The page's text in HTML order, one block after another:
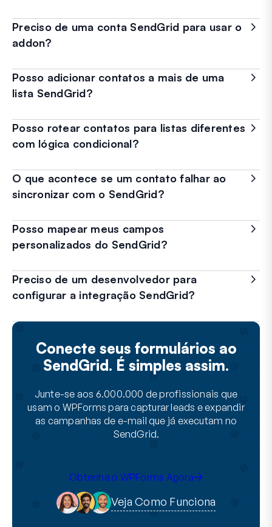
Preciso de uma conta SendGrid para usar o
addon?
Posso adicionar contatos a mais de uma
lista SendGrid?
Posso rotear contatos para listas diferentes
com lógica condicional?
O que acontece se um contato falhar ao
sincronizar com o SendGrid?
Posso mapear meus campos
personalizados do SendGrid?
Preciso de um desenvolvedor para
configurar a integração SendGrid?
Conecte seus formulários ao
SendGrid. É simples assim.
Junte-se aos 6.000.000 de profissionais que
usam o WPForms para capturar leads e expandir
as campanhas de e-mail que já executam no
SendGrid.
Obtenha o WPForms Agora
Veja Como Funciona